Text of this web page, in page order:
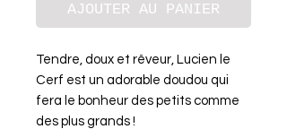
AJOUTER AU PANIER
Tendre, doux et rêveur, Lucien le
Cerf est un adorable doudou qui
fera le bonheur des petits comme
des plus grands !